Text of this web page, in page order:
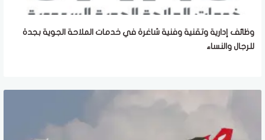
وظائف إدارية وتقنية وفنية شاغرة في خدمات الملاحة الجوية بجدة
للرجال والنساء